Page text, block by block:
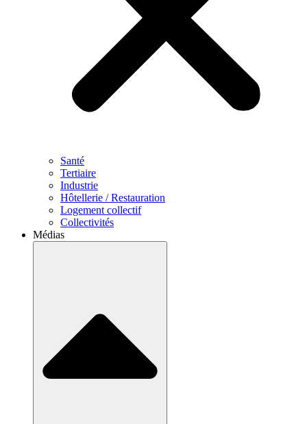
Santé
Tertiaire
Industrie
Hôtellerie / Restauration
Logement collectif
Collectivités
Médias